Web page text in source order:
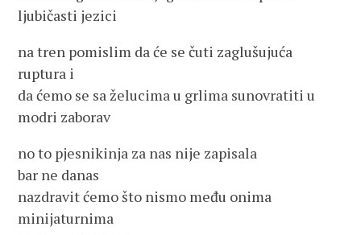
ljubičasti jezici
na tren pomislim da će se čuti zaglušujuća
ruptura i
da ćemo se sa želucima u grlima sunovratiti u
modri zaborav
no to pjesnikinja za nas nije zapisala
bar ne danas
nazdravit ćemo što nismo među onima
minijaturnima